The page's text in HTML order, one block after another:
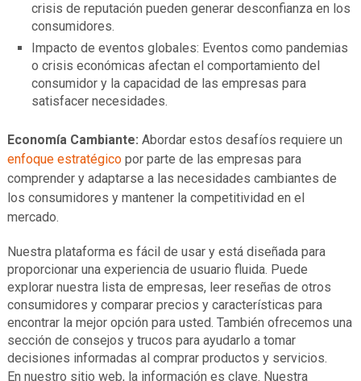
crisis de reputación pueden generar desconfianza en los
consumidores.
Impacto de eventos globales: Eventos como pandemias
o crisis económicas afectan el comportamiento del
consumidor y la capacidad de las empresas para
satisfacer necesidades.
Economía Cambiante: Abordar estos desafíos requiere un
enfoque estratégicopor parte de las empresas para
comprender y adaptarse a las necesidades cambiantes de
los consumidores y mantener la competitividad en el
mercado.
Nuestra plataforma es fácil de usar y está diseñada para
proporcionar una experiencia de usuario fluida. Puede
explorar nuestra lista de empresas, leer reseñas de otros
consumidores y comparar precios y características para
encontrar la mejor opción para usted. También ofrecemos una
sección de consejos y trucos para ayudarlo a tomar
decisiones informadas al comprar productos y servicios.
En nuestro sitio web, la información es clave. Nuestra